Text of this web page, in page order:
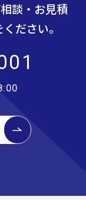
談・お見積
ださい。